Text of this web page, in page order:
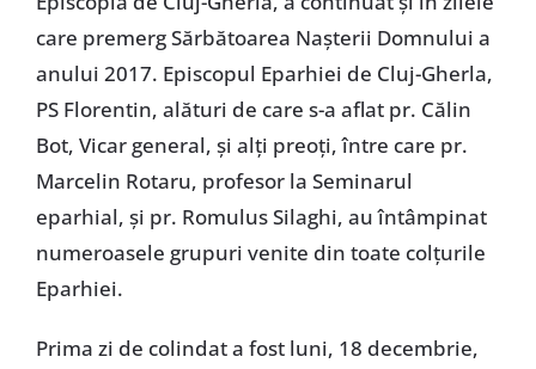
care premerg Sărbătoarea Nașterii Domnului a
anului 2017. Episcopul Eparhiei de Cluj-Gherla,
PS Florentin, alături de care s-a aflat pr. Călin
Bot, Vicar general, și alți preoți, între care pr.
Marcelin Rotaru, profesor la Seminarul
eparhial, și pr. Romulus Silaghi, au întâmpinat
numeroasele grupuri venite din toate colțurile
Eparhiei.
Prima zi de colindat a fost luni, 18 decembrie,